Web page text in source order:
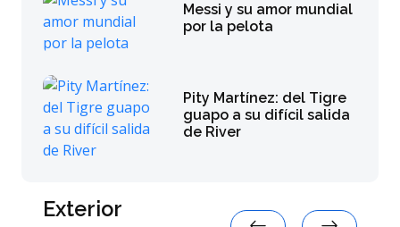
Messi y su amor mundial
por la pelota
Pity Martínez: del Tigre
guapo a su difícil salida
de River
Exterior